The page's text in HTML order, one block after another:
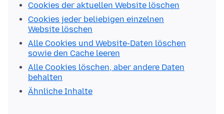
Cookies der aktuellen Website löschen
Cookies jeder beliebigen einzelnen
Website löschen
Alle Cookies und Website-Daten löschen
sowie den Cache leeren
Alle Cookies löschen, aber andere Daten
behalten
Ähnliche Inhalte